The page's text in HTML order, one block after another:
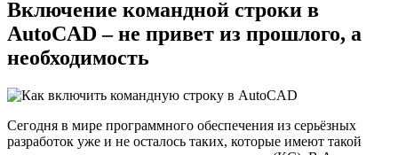
Включение командной строки в
AutoCAD – не привет из прошлого, а
необходимость
Сегодня в мире программного обеспечения из серьёзных
разработок уже и не осталось таких, которые имеют такой